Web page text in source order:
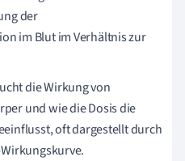
der
im Blut im Verhältnis zur
die Wirkung von
und wie die Dosis die
oft dargestellt durch